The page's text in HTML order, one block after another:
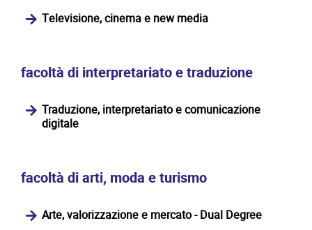
Televisione, cinema e new media
facoltà di interpretariato e traduzione
Traduzione, interpretariato e comunicazione
digitale
facoltà di arti, moda e turismo
Arte, valorizzazione e mercato - Dual Degree